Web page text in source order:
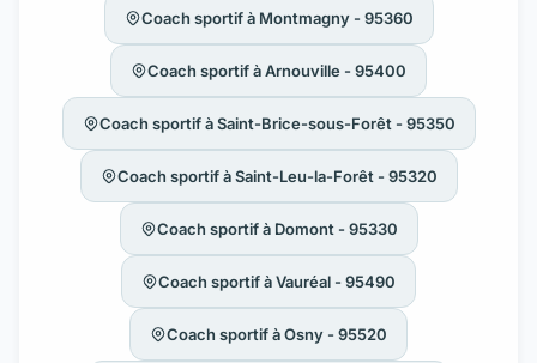
Coach sportif à Montmagny - 95360
Coach sportif à Arnouville - 95400
Coach sportif à Saint-Brice-sous-Forêt - 95350
Coach sportif à Saint-Leu-la-Forêt - 95320
Coach sportif à Domont - 95330
Coach sportif à Vauréal - 95490
Coach sportif à Osny - 95520